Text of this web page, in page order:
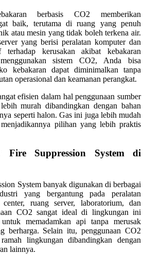
berbasis CO2 memberikan
baik, terutama di ruang yang penuh
atau mesin yang tidak boleh terkena air.
yang berisi peralatan komputer dan
terhadap kerusakan akibat kebakaran
sistem CO2, Anda bisa
kebakaran dapat diminimalkan tanpa
operasional dan keamanan perangkat.
efisien dalam hal penggunaan sumber
murah dibandingkan dengan bahan
seperti halon. Gas ini juga lebih mudah
pilihan yang lebih praktis
Fire Suppression System di
System banyak digunakan di berbagai
yang bergantung pada peralatan
ruang server, laboratorium, dan
CO2 sangat ideal di lingkungan ini
memadamkan api tanpa merusak
berharga. Selain itu, penggunaan CO2
lingkungan dibandingkan dengan
lainnya.